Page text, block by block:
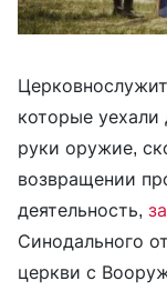
которые
руки оружие,
возвращении
деятельность,
Синодального
церкви с